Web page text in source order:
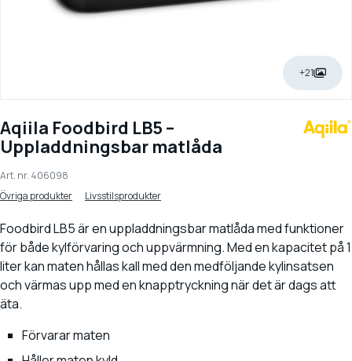
+21
Aqiila Foodbird LB5 –
Uppladdningsbar matlåda
Art. nr. 406098
Övriga produkter
Livsstilsprodukter
Foodbird LB5 är en uppladdningsbar matlåda med funktioner
för både kylförvaring och uppvärmning. Med en kapacitet på 1
liter kan maten hållas kall med den medföljande kylinsatsen
och värmas upp med en knapptryckning när det är dags att
äta.
Förvarar maten